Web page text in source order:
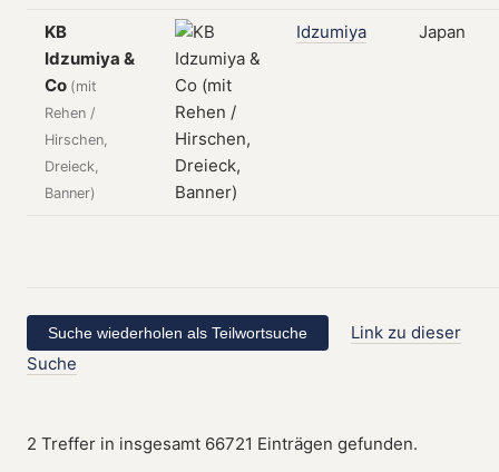
KB
Idzumiya &
Co (mit
Rehen /
Hirschen,
Dreieck,
Banner)
Idzumiya Japan
Link zu dieser
Suche
2 Treffer in insgesamt 66721 Einträgen gefunden.